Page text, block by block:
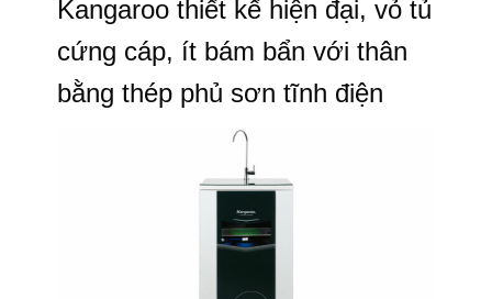
Kangaroo thiết kế hiện đại, vỏ tủ
cứng cáp, ít bám bẩn với thân
bằng thép phủ sơn tĩnh điện